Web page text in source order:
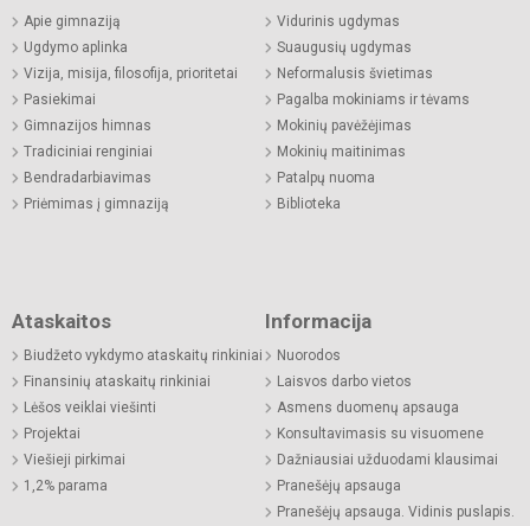
Apie gimnaziją
Ugdymo aplinka
Vizija, misija, filosofija, prioritetai
Pasiekimai
Gimnazijos himnas
Tradiciniai renginiai
Bendradarbiavimas
Priėmimas į gimnaziją
Vidurinis ugdymas
Suaugusių ugdymas
Neformalusis švietimas
Pagalba mokiniams ir tėvams
Mokinių pavėžėjimas
Mokinių maitinimas
Patalpų nuoma
Biblioteka
Ataskaitos
Biudžeto vykdymo ataskaitų rinkiniai
Finansinių ataskaitų rinkiniai
Lėšos veiklai viešinti
Projektai
Viešieji pirkimai
1,2% parama
Informacija
Nuorodos
Laisvos darbo vietos
Asmens duomenų apsauga
Konsultavimasis su visuomene
Dažniausiai užduodami klausimai
Pranešėjų apsauga
Pranešėjų apsauga. Vidinis puslapis.